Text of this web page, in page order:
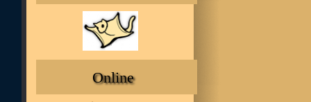
Online